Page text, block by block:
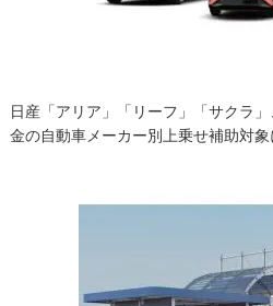
日産「アリア」「リーフ」「サクラ
金の自動車メーカー別上乗せ補助対象